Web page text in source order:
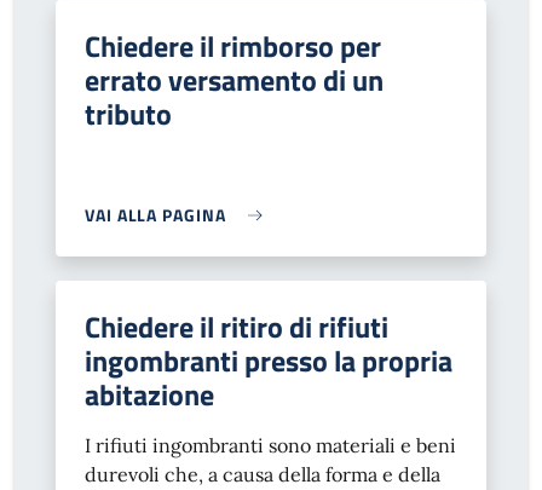
Chiedere il rimborso per
errato versamento di un
tributo
VAI ALLA PAGINA
Chiedere il ritiro di rifiuti
ingombranti presso la propria
abitazione
I rifiuti ingombranti sono materiali e beni
durevoli che, a causa della forma e della